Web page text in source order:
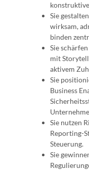
Sie
wirksam,
binden
Sie
mit
aktivem
Sie
Business
Sie nutzen
Reporting-
Steuerung.
Sie